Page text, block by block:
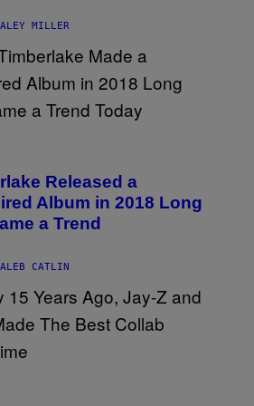
MILLER
Released a
Album in 2018 Long
a Trend
CATLIN